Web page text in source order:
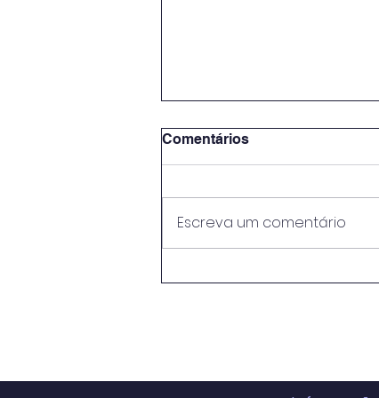
Comentários
Escreva um comentário